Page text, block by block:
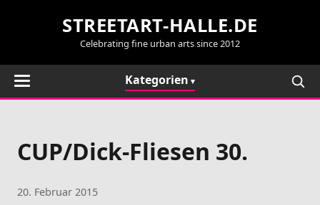
STREETART-HALLE.DE
Celebrating fine urban arts since 2012
Kategorien
CUP/Dick-Fliesen 30.
20. Februar 2015